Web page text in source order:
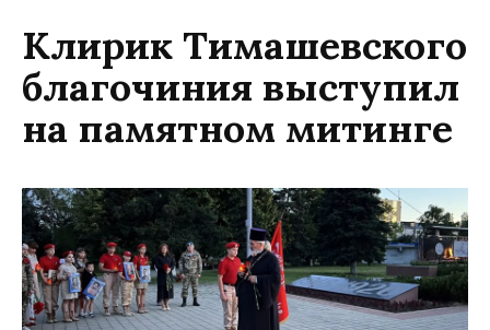
Клирик Тимашевского
благочиния выступил
на памятном митинге